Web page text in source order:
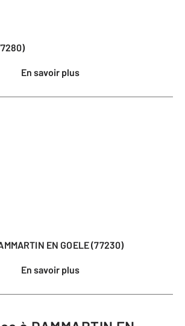
En savoir plus
EN GOELE (77230)
En savoir plus